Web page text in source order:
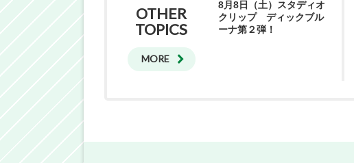
OTHER
TOPICS
MORE
8月8日（土）スタディオ
クリップ ディックブル
ーナ第２弾！